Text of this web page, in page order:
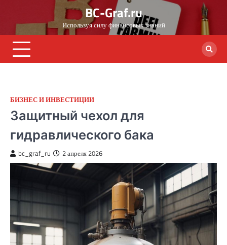
content
BC-Graf.ru
Используя силу финансовых знаний
БИЗНЕС И ИНВЕСТИЦИИ
Защитный чехол для
гидравлического бака
bc_graf_ru 2 апреля 2026